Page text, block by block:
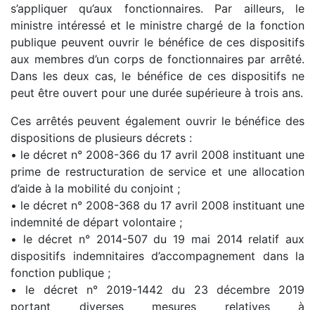
s’appliquer qu’aux fonctionnaires. Par ailleurs, le
ministre intéressé et le ministre chargé de la fonction
publique peuvent ouvrir le bénéfice de ces dispositifs
aux membres d’un corps de fonctionnaires par arrêté.
Dans les deux cas, le bénéfice de ces dispositifs ne
peut être ouvert pour une durée supérieure à trois ans.
Ces arrêtés peuvent également ouvrir le bénéfice des
dispositions de plusieurs décrets :
• le décret n° 2008-366 du 17 avril 2008 instituant une
prime de restructuration de service et une allocation
d’aide à la mobilité du conjoint ;
• le décret n° 2008-368 du 17 avril 2008 instituant une
indemnité de départ volontaire ;
• le décret n° 2014-507 du 19 mai 2014 relatif aux
dispositifs indemnitaires d’accompagnement dans la
fonction publique ;
• le décret n° 2019-1442 du 23 décembre 2019
portant diverses mesures relatives à